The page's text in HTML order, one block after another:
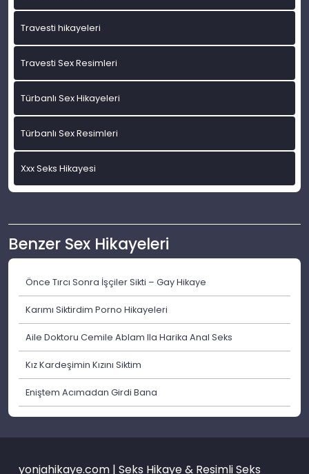
Travesti hikayeleri
Travesti Sex Resimleri
Türbanlı Sex Hikayeleri
Türbanlı Sex Resimleri
Xxx Seks Hikayesi
Benzer Sex Hikayeleri
Önce Tırcı Sonra İşçiler Sikti – Gay Hikaye
Karımı Siktirdim Porno Hikayeleri
Aile Doktoru Cemile Ablam Ila Harika Anal Seks
Kız Kardeşimin Kızını Siktim
Eniştem Acımadan Girdi Bana
yonjahikaye.com | Seks Hikaye & Resimli Seks